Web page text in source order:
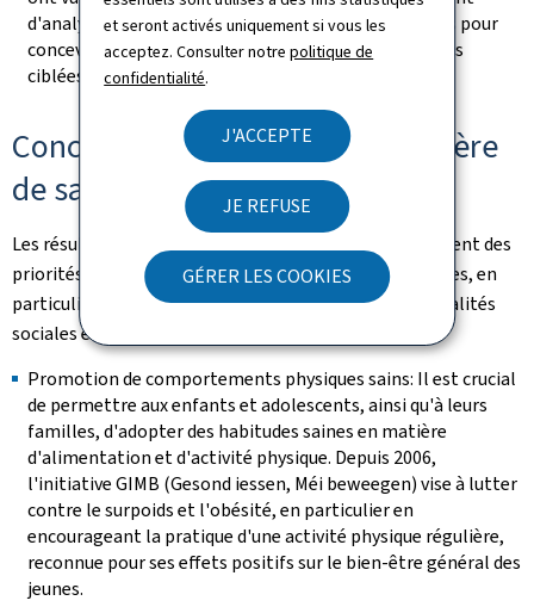
et seront activés uniquement si vous les
acceptez. Consulter notrepolitique de
confidentialité.
J'ACCEPTE
JE REFUSE
GÉRER LES COOKIES
d'analyser plus en détail ce phénomène et ses causes pour
concevoir, le cas échéant, des mesures de soutien plus
ciblées.
Conclusions principales en matière
de santé publique
Les résultats de l'édition 2022 de l'étude HBSC soulignent des
priorités essentielles pour améliorer la santé des jeunes, en
particulier sur les volets de la santé mentale, des inégalités
sociales et des comportements à risque.
Promotion de comportements physiques sains: Il est crucial
de permettre aux enfants et adolescents, ainsi qu'à leurs
familles, d'adopter des habitudes saines en matière
d'alimentation et d'activité physique. Depuis 2006,
l'initiative GIMB (Gesond iessen, Méi beweegen) vise à lutter
contre le surpoids et l'obésité, en particulier en
encourageant la pratique d'une activité physique régulière,
reconnue pour ses effets positifs sur le bien-être général des
jeunes.